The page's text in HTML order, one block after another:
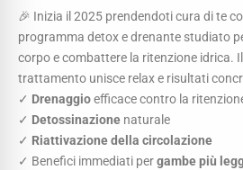
🎉 Inizia il 2025 prendendoti cura di te
programma detox e drenante studiato
corpo e combattere la ritenzione idrica.
trattamento unisce relax e risultati
✓ Drenaggioefficace contro la
✓ Detossinazione naturale
✓ Riattivazione della circolazione
✓ Benefici immediati pergambe più